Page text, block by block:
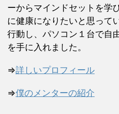
ーからマインドセットを学
に健康になりたいと思って
行動し、パソコン１台で自
を手に入れました。
⇒詳しいプロフィール
⇒僕のメンターの紹介